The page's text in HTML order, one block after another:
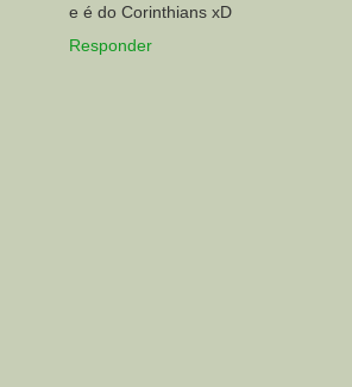
e é do Corinthians xD
Responder